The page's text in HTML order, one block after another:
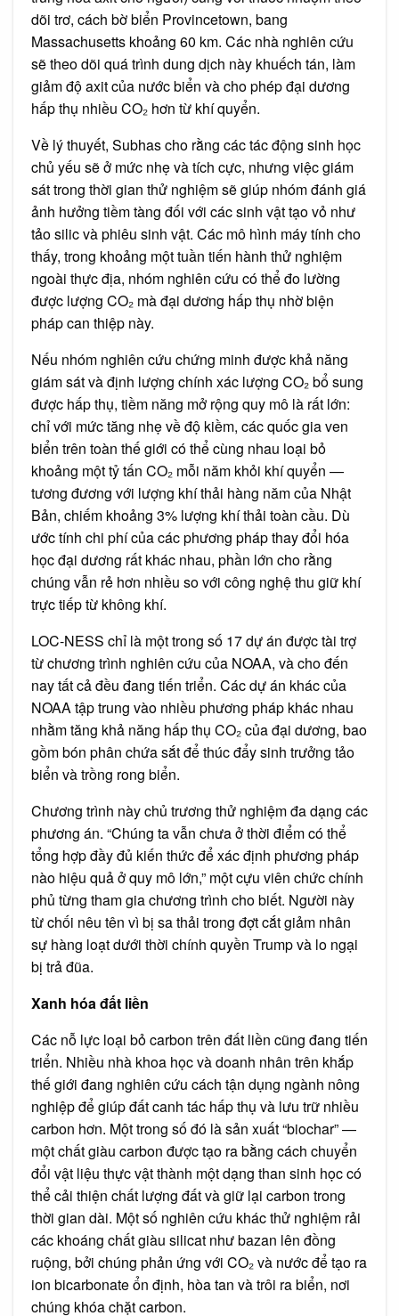
dõi trơ, cách bờ biển Provincetown, bang
Massachusetts khoảng 60 km. Các nhà nghiên cứu
sẽ theo dõi quá trình dung dịch này khuếch tán, làm
giảm độ axit của nước biển và cho phép đại dương
hấp thụ nhiều CO₂ hơn từ khí quyển.
Về lý thuyết, Subhas cho rằng các tác động sinh học
chủ yếu sẽ ở mức nhẹ và tích cực, nhưng việc giám
sát trong thời gian thử nghiệm sẽ giúp nhóm đánh giá
ảnh hưởng tiềm tàng đối với các sinh vật tạo vỏ như
tảo silic và phiêu sinh vật. Các mô hình máy tính cho
thấy, trong khoảng một tuần tiến hành thử nghiệm
ngoài thực địa, nhóm nghiên cứu có thể đo lường
được lượng CO₂ mà đại dương hấp thụ nhờ biện
pháp can thiệp này.
Nếu nhóm nghiên cứu chứng minh được khả năng
giám sát và định lượng chính xác lượng CO₂ bổ sung
được hấp thụ, tiềm năng mở rộng quy mô là rất lớn:
chỉ với mức tăng nhẹ về độ kiềm, các quốc gia ven
biển trên toàn thế giới có thể cùng nhau loại bỏ
khoảng một tỷ tấn CO₂ mỗi năm khỏi khí quyển —
tương đương với lượng khí thải hàng năm của Nhật
Bản, chiếm khoảng 3% lượng khí thải toàn cầu. Dù
ước tính chi phí của các phương pháp thay đổi hóa
học đại dương rất khác nhau, phần lớn cho rằng
chúng vẫn rẻ hơn nhiều so với công nghệ thu giữ khí
trực tiếp từ không khí.
LOC-NESS chỉ là một trong số 17 dự án được tài trợ
từ chương trình nghiên cứu của NOAA, và cho đến
nay tất cả đều đang tiến triển. Các dự án khác của
NOAA tập trung vào nhiều phương pháp khác nhau
nhằm tăng khả năng hấp thụ CO₂ của đại dương, bao
gồm bón phân chứa sắt để thúc đẩy sinh trưởng tảo
biển và trồng rong biển.
Chương trình này chủ trương thử nghiệm đa dạng các
phương án. “Chúng ta vẫn chưa ở thời điểm có thể
tổng hợp đầy đủ kiến thức để xác định phương pháp
nào hiệu quả ở quy mô lớn,” một cựu viên chức chính
phủ từng tham gia chương trình cho biết. Người này
từ chối nêu tên vì bị sa thải trong đợt cắt giảm nhân
sự hàng loạt dưới thời chính quyền Trump và lo ngại
bị trả đũa.
Xanh hóa đất liền
Các nỗ lực loại bỏ carbon trên đất liền cũng đang tiến
triển. Nhiều nhà khoa học và doanh nhân trên khắp
thế giới đang nghiên cứu cách tận dụng ngành nông
nghiệp để giúp đất canh tác hấp thụ và lưu trữ nhiều
carbon hơn. Một trong số đó là sản xuất “biochar” —
một chất giàu carbon được tạo ra bằng cách chuyển
đổi vật liệu thực vật thành một dạng than sinh học có
thể cải thiện chất lượng đất và giữ lại carbon trong
thời gian dài. Một số nghiên cứu khác thử nghiệm rải
các khoáng chất giàu silicat như bazan lên đồng
ruộng, bởi chúng phản ứng với CO₂ và nước để tạo ra
ion bicarbonate ổn định, hòa tan và trôi ra biển, nơi
chúng khóa chặt carbon.